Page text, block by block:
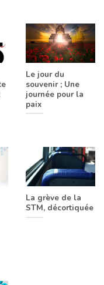
Le jour du
souvenir ; Une
journée pour la
paix
La grève de la
STM, décortiquée